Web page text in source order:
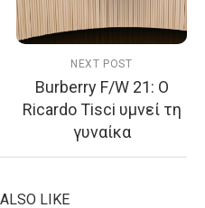
NEXT POST
Burberry F/W 21: Ο
Ricardo Tisci υμνεί τη
γυναίκα
LIKE